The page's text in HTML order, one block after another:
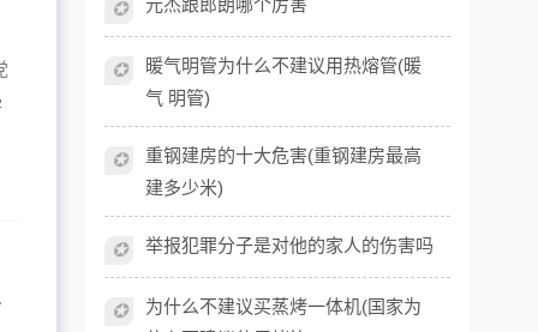
✪ 元杰跟郎朗哪个厉害
✪
暖气明管为什么不建议用热熔管(暖
气 明管)
✪
重钢建房的十大危害(重钢建房最高
建多少米)
✪ 举报犯罪分子是对他的家人的伤害吗
✪
为什么不建议买蒸烤一体机(国家为